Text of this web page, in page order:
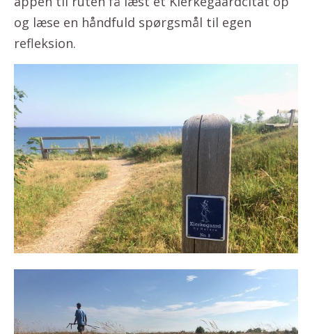
og læse en håndfuld spørgsmål til egen
refleksion.